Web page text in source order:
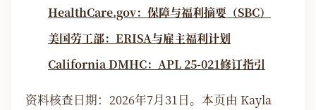
HealthCare.gov：保障与福利摘要（SBC）
美国劳工部：ERISA与雇主福利计划
California DMHC：APL 25-021修订指引
资料核查日期：2026年7月31日。本页由 Kayla